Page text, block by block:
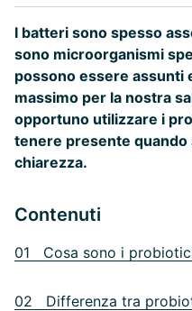
I batteri sono spesso
sono microorganismi
possono essere assunti
massimo per la nostra
opportuno utilizzare i
tenere presente quando
chiarezza.
Contenuti
01 Cosa sono i
02 Differenza tra